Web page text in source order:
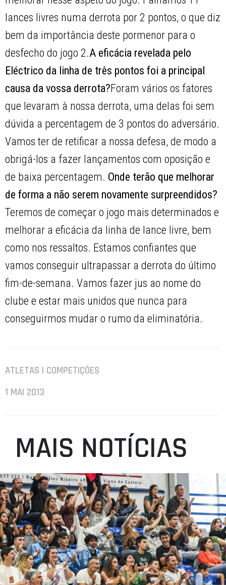
lances livres numa derrota por 2 pontos, o que diz
bem da importância deste pormenor para o
desfecho do jogo 2.A eficácia revelada pelo
Eléctrico da linha de três pontos foi a principal
causa da vossa derrota?Foram vários os fatores
que levaram à nossa derrota, uma delas foi sem
dúvida a percentagem de 3 pontos do adversário.
Vamos ter de retificar a nossa defesa, de modo a
obrigá-los a fazer lançamentos com oposição e
de baixa percentagem. Onde terão que melhorar
de forma a não serem novamente surpreendidos?
Teremos de começar o jogo mais determinados e
melhorar a eficácia da linha de lance livre, bem
como nos ressaltos. Estamos confiantes que
vamos conseguir ultrapassar a derrota do último
fim-de-semana. Vamos fazer jus ao nome do
clube e estar mais unidos que nunca para
conseguirmos mudar o rumo da eliminatória.
ATLETAS | COMPETIÇÕES
1 MAI 2013
MAIS NOTÍCIAS